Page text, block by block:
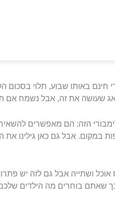
חינם באותו שבוע, תלוי בסכום
שעושה את זה, אבל נשמח אם
במקום. אבל גם כאן גילינו את
ושתייה אבל גם לזה יש
שאתם בוחרים מה הילדים שלכם